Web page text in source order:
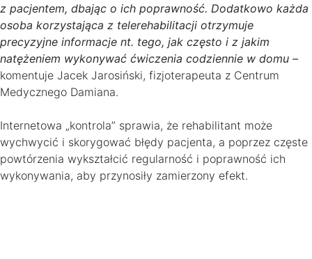
z pacjentem, dbając o ich poprawność. Dodatkowo każda
osoba korzystająca z telerehabilitacji otrzymuje
precyzyjne informacje nt. tego, jak często i z jakim
natężeniem wykonywać ćwiczenia codziennie w domu –
komentuje Jacek Jarosiński, fizjoterapeuta z Centrum
Medycznego Damiana.
Internetowa „kontrola” sprawia, że rehabilitant może
wychwycić i skorygować błędy pacjenta, a poprzez częste
powtórzenia wykształcić regularność i poprawność ich
wykonywania, aby przynosiły zamierzony efekt.